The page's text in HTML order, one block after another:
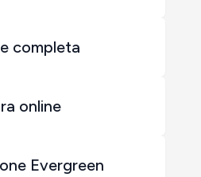
completa
online
Evergreen